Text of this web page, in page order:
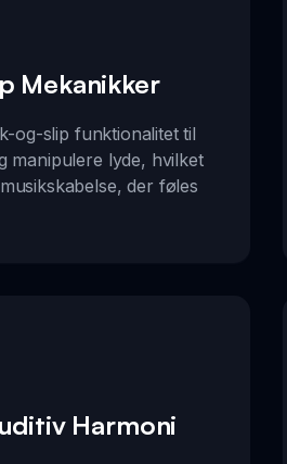
Mekanikker
og-slip funktionalitet til
manipulere lyde, hvilket
der føles
Harmoni